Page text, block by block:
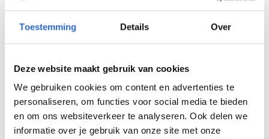
Toestemming Details Over
Deze website maakt gebruik van cookies
We gebruiken cookies om content en advertenties te
personaliseren, om functies voor social media te bieden
en om ons websiteverkeer te analyseren. Ook delen we
informatie over je gebruik van onze site met onze
Benieuwd naar het artikel?
Dat vind
je via deze link.
Wil je ook graag de andere artikelen
lezen?Via deze link kun je het hele
issue lezen!